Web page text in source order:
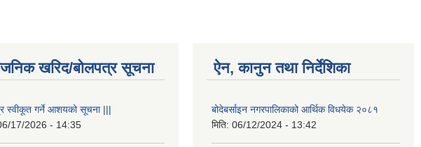
खरिद/बोलपत्र सूचना
स्वीकूत गर्ने आशयको सूचना |||
17/2026 - 14:35
ऐन, कानुन तथा निर्देशिका
बोदेबर्साइन नगरपालिकाको आर्थिक विधयेक २०८१
मिति: 06/12/2024 - 13:42